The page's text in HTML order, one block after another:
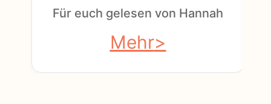
Für euch gelesen von Hannah
Mehr